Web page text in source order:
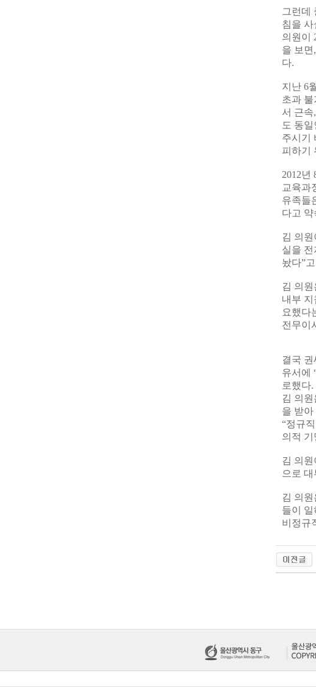
그런데
침을
의원이
을 보면
다.
지난 6
초과 불
서 근
도 동
주시기
피하기
2012년
교육과
유족들
다고
김 의
실을
놨다”
김 의원
내부 지
요했다
전무이
결국
유서에
로했다.
김 의
을 받
“정규
의적 기
김 의
으로
김 의
들이
비정규